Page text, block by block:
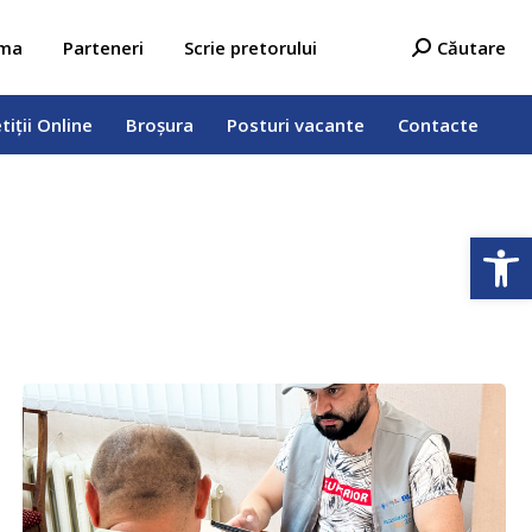
Parteneri Scrie pretorului Search:
Căutare
Online Broșura Posturi vacante Contacte
Online Broșura Posturi vacante Contacte